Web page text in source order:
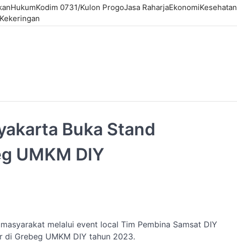
HukumKodim 0731/Kulon ProgoJasa RaharjaEkonomiKesehatan
Kekeringan
Buka Stand
UMKM DIY
melalui event local Tim Pembina Samsat DIY
di Grebeg UMKM DIY tahun 2023.